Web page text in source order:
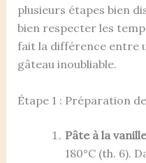
plusieurs étapes bien
bien respecter les
fait la différence entre
gâteau inoubliable.
Étape 1 : Préparation
Pâte à la vanille
180°C (th. 6).